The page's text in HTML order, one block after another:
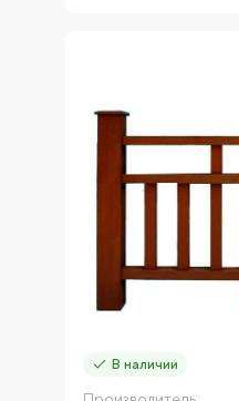
В наличии